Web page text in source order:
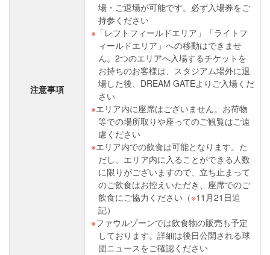
注意事項
場・ご退場が可能です。必ず入場券をご
持参ください
「レフトフィールドエリア」「ライトフ
ィールドエリア」への移動はできませ
ん。2つのエリアへ入場するチケットを
お持ちのお客様は、スタジアム場外に退
場した後、DREAM GATEよりご入場くだ
さい
エリア内に座席はございません。お荷物
等での場所取りや座ってのご観覧はご遠
慮ください
エリア内での飲食は可能となります。た
だし、エリア内に入ることができる人数
に限りがございますので、立ち止まって
のご飲食はお控えいただき、座席でのご
飲食にご協力ください（※11月21日追
記）
ファウルゾーンでは飲食物の販売も予定
しております。詳細は後日公開される球
団ニュースをご確認ください